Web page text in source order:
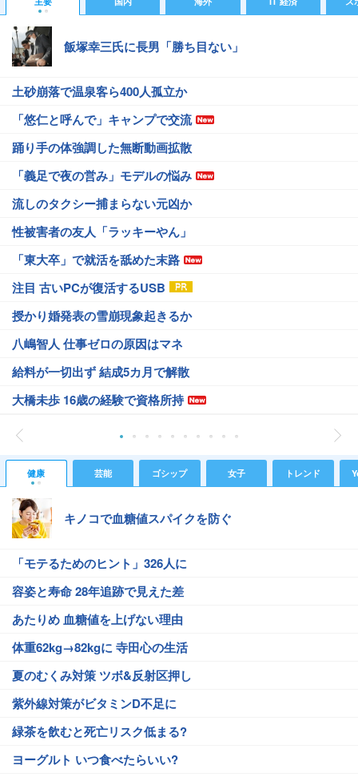
飯塚幸三氏に長男「勝ち目ない」
土砂崩落で温泉客ら400人孤立か
「悠仁と呼んで」キャンプで交流
踊り手の体強調した無断動画拡散
「義足で夜の営み」モデルの悩み
流しのタクシー捕まらない元凶か
性被害者の友人「ラッキーやん」
「東大卒」で就活を舐めた末路
注目 古いPCが復活するUSB
授かり婚発表の雪崩現象起きるか
八嶋智人 仕事ゼロの原因はマネ
給料が一切出ず 結成5カ月で解散
大橋未歩 16歳の経験で資格所持
健康 芸能 ゴシップ 女子 トレンド
キノコで血糖値スパイクを防ぐ
「モテるためのヒント」326人に
容姿と寿命 28年追跡で見えた差
あたりめ 血糖値を上げない理由
体重62kg→82kgに 寺田心の生活
夏のむくみ対策 ツボ&反射区押し
紫外線対策がビタミンD不足に
緑茶を飲むと死亡リスク低まる?
ヨーグルト いつ食べたらいい?